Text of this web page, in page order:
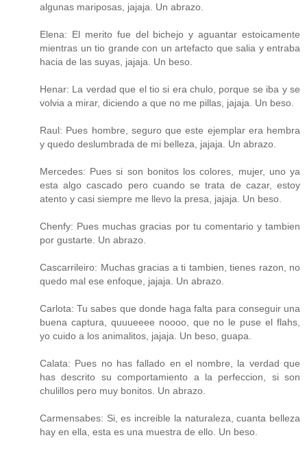
algunas mariposas, jajaja. Un abrazo.
Elena: El merito fue del bichejo y aguantar estoicamente
mientras un tio grande con un artefacto que salia y entraba
hacia de las suyas, jajaja. Un beso.
Henar: La verdad que el tio si era chulo, porque se iba y se
volvia a mirar, diciendo a que no me pillas, jajaja. Un beso.
Raul: Pues hombre, seguro que este ejemplar era hembra
y quedo deslumbrada de mi belleza, jajaja. Un abrazo.
Mercedes: Pues si son bonitos los colores, mujer, uno ya
esta algo cascado pero cuando se trata de cazar, estoy
atento y casi siempre me llevo la presa, jajaja. Un beso.
Chenfy: Pues muchas gracias por tu comentario y tambien
por gustarte. Un abrazo.
Cascarrileiro: Muchas gracias a ti tambien, tienes razon, no
quedo mal ese enfoque, jajaja. Un abrazo.
Carlota: Tu sabes que donde haga falta para conseguir una
buena captura, quuueeee noooo, que no le puse el flahs,
yo cuido a los animalitos, jajaja. Un beso, guapa.
Calata: Pues no has fallado en el nombre, la verdad que
has descrito su comportamiento a la perfeccion, si son
chulillos pero muy bonitos. Un abrazo.
Carmensabes: Si, es increible la naturaleza, cuanta belleza
hay en ella, esta es una muestra de ello. Un beso.